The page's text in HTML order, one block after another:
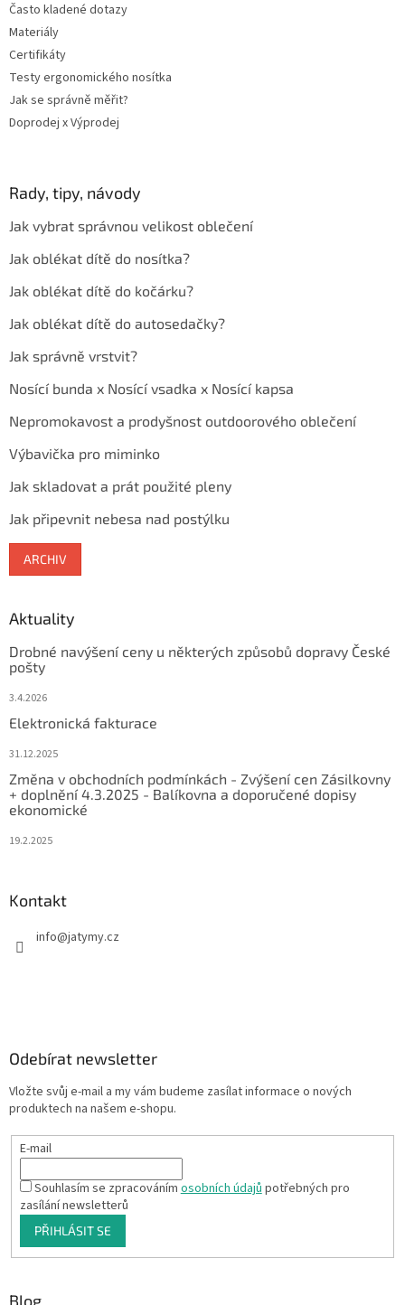
Často kladené dotazy
Materiály
Certifikáty
Testy ergonomického nosítka
Jak se správně měřit?
Doprodej x Výprodej
Rady, tipy, návody
Jak vybrat správnou velikost oblečení
Jak oblékat dítě do nosítka?
Jak oblékat dítě do kočárku?
Jak oblékat dítě do autosedačky?
Jak správně vrstvit?
Nosící bunda x Nosící vsadka x Nosící kapsa
Nepromokavost a prodyšnost outdoorového oblečení
Výbavička pro miminko
Jak skladovat a prát použité pleny
Jak připevnit nebesa nad postýlku
ARCHIV
Aktuality
Drobné navýšení ceny u některých způsobů dopravy České
pošty
3.4.2026
Elektronická fakturace
31.12.2025
Změna v obchodních podmínkách - Zvýšení cen Zásilkovny
+ doplnění 4.3.2025 - Balíkovna a doporučené dopisy
ekonomické
19.2.2025
Kontakt
info@jatymy.cz
Odebírat newsletter
Vložte svůj e-mail a my vám budeme zasílat informace o nových
produktech na našem e-shopu.
E-mail
Souhlasím se zpracovánímosobních údajůpotřebných pro
zasílání newsletterů
PŘIHLÁSIT SE
Blog